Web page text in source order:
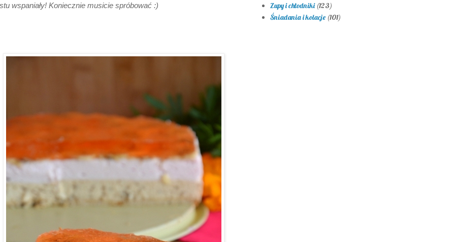
wspaniały! Koniecznie musicie spróbować :)
Zupy i chłodniki (123)
Śniadania i kolacje (101)